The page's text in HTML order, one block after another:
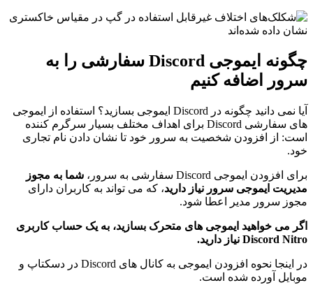
چگونه ایموجی Discord سفارشی را به
سرور اضافه کنیم
آیا نمی دانید چگونه در Discord ایموجی بسازید؟ استفاده از ایموجی
های سفارشی Discord برای اهداف مختلف بسیار سرگرم کننده
است: از افزودن شخصیت به سرور خود تا نشان دادن نام تجاری
خود.
برای افزودن ایموجی Discord سفارشی به سرور،
شما به مجوز
مدیریت ایموجی سرور نیاز دارید، که می تواند به کاربران دارای
مجوز سرور مدیر اعطا شود.
اگر می خواهید ایموجی های متحرک بسازید، به یک حساب کاربری
Discord Nitro نیاز دارید.
در اینجا نحوه افزودن ایموجی به کانال های Discord در دسکتاپ و
موبایل آورده شده است.